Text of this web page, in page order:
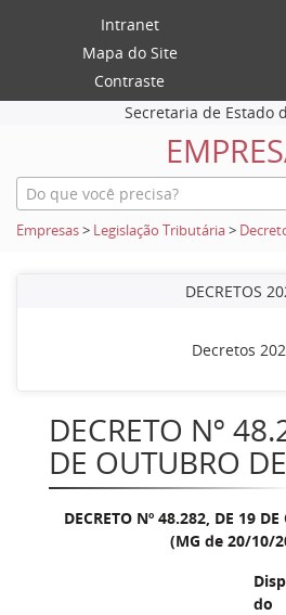
Intranet
Mapa do Site
Contraste
Secretaria de Estado
Empresas> Legislação Tributária>
DECRETOS
Decretos
DECRETO Nº
DE OUTUBRO
DECRETO Nº 48.282, DE 19
(MG de 20/10/
do